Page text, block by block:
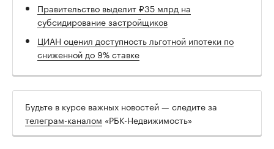
Правительство выделит ₽35 млрд на
субсидирование застройщиков
ЦИАН оценил доступность льготной ипотеки по
сниженной до 9% ставке
Будьте в курсе важных новостей — следите за
телеграм-каналом «РБК-Недвижимость»